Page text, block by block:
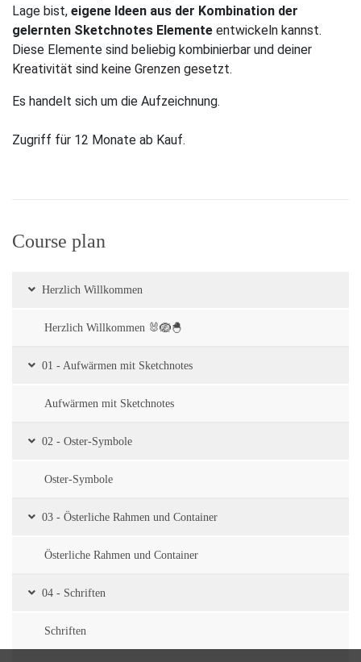
Lage bist, eigene Ideen aus der Kombination der
gelernten Sketchnotes Elemente entwickeln kannst.
Diese Elemente sind beliebig kombinierbar und deiner
Kreativität sind keine Grenzen gesetzt.
Es handelt sich um die Aufzeichnung.
Zugriff für 12 Monate ab Kauf.
Course plan
Herzlich Willkommen
Herzlich Willkommen 🐰🪺🐣
01 - Aufwärmen mit Sketchnotes
Aufwärmen mit Sketchnotes
02 - Oster-Symbole
Oster-Symbole
03 - Österliche Rahmen und Container
Österliche Rahmen und Container
04 - Schriften
Schriften